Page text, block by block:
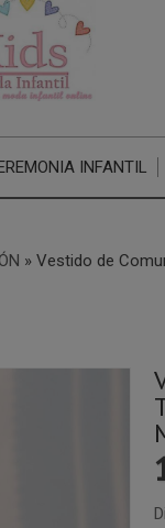
INFANTIL
» Vestido de